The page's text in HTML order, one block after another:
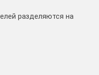
разделяются на